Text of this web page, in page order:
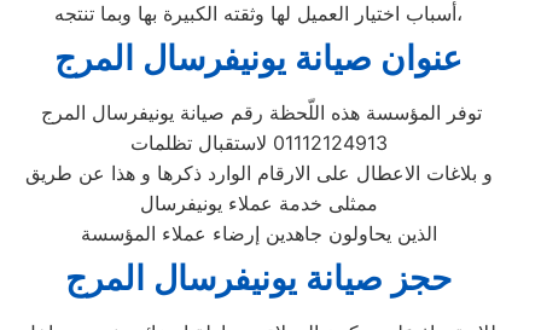
أسباب اختيار العميل لها وثقته الكبيرة بها وبما تنتجه،
عنوان صيانة يونيفرسال المرج
توفر المؤسسة هذه اللّحظة رقم صيانة يونيفرسال المرج
01112124913 لاستقبال تظلمات
و بلاغات الاعطال على الارقام الوارد ذكرها و هذا عن طريق
ممثلى خدمة عملاء يونيفرسال
الذين يحاولون جاهدين إرضاء عملاء المؤسسة
حجز صيانة يونيفرسال المرج